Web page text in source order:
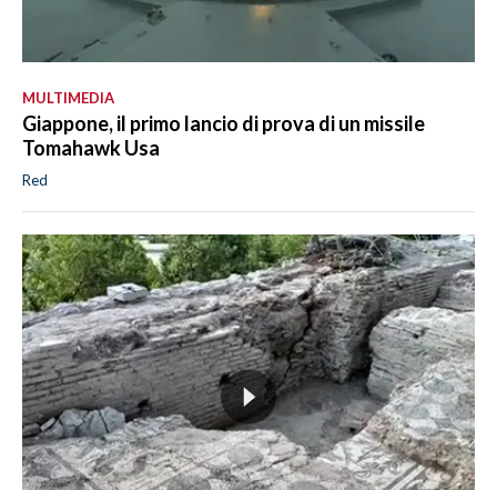
MULTIMEDIA
Giappone, il primo lancio di prova di un missile
Tomahawk Usa
Red